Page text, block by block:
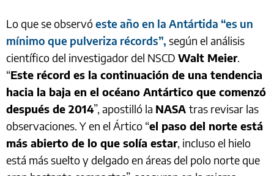
Lo que se observóeste año en la Antártida “es un
mínimo que pulveriza récords”, según el análisis
científico del investigador del NSCD Walt Meier.
“Este récord es la continuación de una tendencia
hacia la baja en el océano Antártico que comenzó
después de 2014”, apostilló la NASA tras revisar las
observaciones. Y en el Ártico “el paso del norte está
más abierto de lo que solía estar, incluso el hielo
está más suelto y delgado en áreas del polo norte que